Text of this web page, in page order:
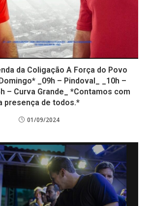
da Coligação A Força do Povo
_09h – Pindoval_ _10h –
– Curva Grande_ *Contamos com
presença de todos.*
01/09/2024